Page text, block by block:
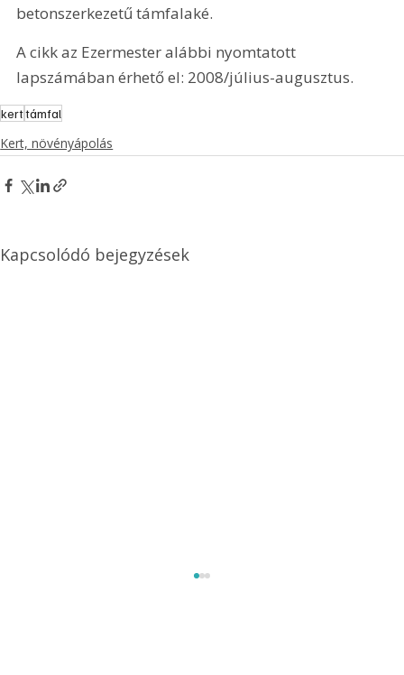
betonszerkezetű támfalaké.
A cikk az Ezermester alábbi nyomtatott
lapszámában érhető el: 2008/július-augusztus.
kerttámfal
Kert, növényápolás
Kapcsolódó bejegyzések